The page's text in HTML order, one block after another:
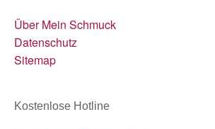
Über Mein Schmuck
Datenschutz
Sitemap
Kostenlose Hotline